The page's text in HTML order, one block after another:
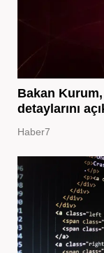
Bakan Kurum,
detaylarını
Haber7